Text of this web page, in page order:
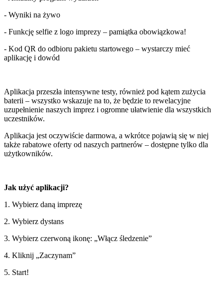
- Wyniki na żywo
- Funkcję selfie z logo imprezy – pamiątka obowiązkowa!
- Kod QR do odbioru pakietu startowego – wystarczy mieć
aplikację i dowód
Aplikacja przeszła intensywne testy, również pod kątem zużycia
baterii – wszystko wskazuje na to, że będzie to rewelacyjne
uzupełnienie naszych imprez i ogromne ułatwienie dla wszystkich
uczestników.
Aplikacja jest oczywiście darmowa, a wkrótce pojawią się w niej
także rabatowe oferty od naszych partnerów – dostępne tylko dla
użytkowników.
Jak użyć aplikacji?
1. Wybierz daną imprezę
2. Wybierz dystans
3. Wybierz czerwoną ikonę: „Włącz śledzenie”
4. Kliknij „Zaczynam”
5. Start!